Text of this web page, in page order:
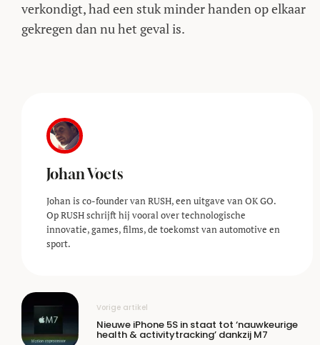
verkondigt, had een stuk minder handen op elkaar
gekregen dan nu het geval is.
Johan Voets
Johan is co-founder van RUSH, een uitgave van OK GO.
Op RUSH schrijft hij vooral over technologische
innovatie, games, films, de toekomst van automotive en
sport.
Vorige artikel
Nieuwe iPhone 5S in staat tot ‘nauwkeurige
health & activitytracking’ dankzij M7